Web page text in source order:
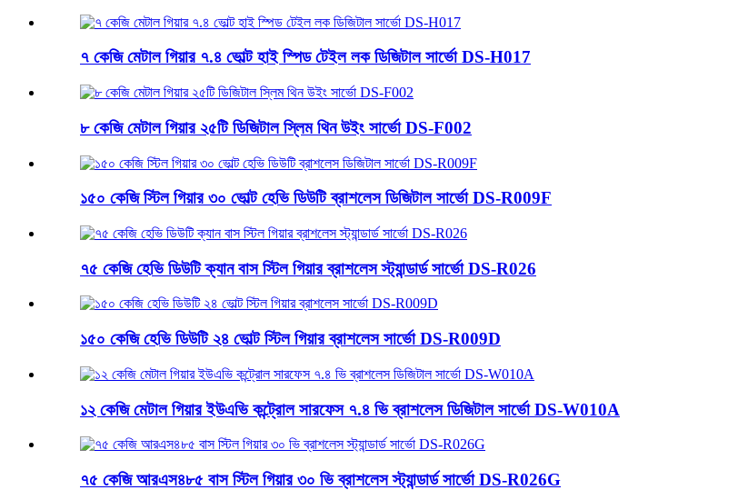
৭ কেজি মেটাল গিয়ার ৭.৪ ভোল্ট হাই স্পিড টেইল লক ডিজিটাল সার্ভো DS-H017
৮ কেজি মেটাল গিয়ার ২৫টি ডিজিটাল স্লিম থিন উইং সার্ভো DS-F002
১৫০ কেজি স্টিল গিয়ার ৩০ ভোল্ট হেভি ডিউটি ​​ব্রাশলেস ডিজিটাল সার্ভো DS-R009F
৭৫ কেজি হেভি ডিউটি ​​ক্যান বাস স্টিল গিয়ার ব্রাশলেস স্ট্যান্ডার্ড সার্ভো DS-R026
১৫০ কেজি হেভি ডিউটি ​​২৪ ভোল্ট স্টিল গিয়ার ব্রাশলেস সার্ভো DS-R009D
১২ কেজি মেটাল গিয়ার ইউএভি কন্ট্রোল সারফেস ৭.৪ ভি ব্রাশলেস ডিজিটাল সার্ভো DS-W010A
৭৫ কেজি আরএস৪৮৫ বাস স্টিল গিয়ার ৩০ ভি ব্রাশলেস স্ট্যান্ডার্ড সার্ভো DS-R026G